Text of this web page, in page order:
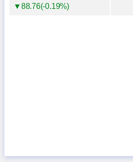
▼88.76(-0.19%)